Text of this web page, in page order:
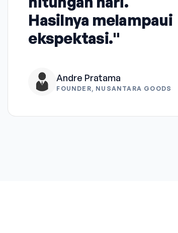
Hasilnya melampaui
ekspektasi."
Andre Pratama
FOUNDER, NUSANTARA GOODS